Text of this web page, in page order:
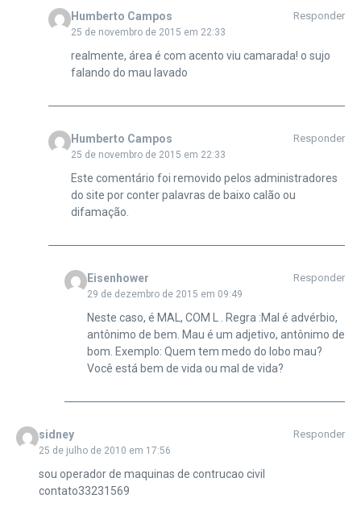
Humberto Campos
25 de novembro de 2015 em 22:33
Responder
realmente, área é com acento viu camarada! o sujo
falando do mau lavado
Humberto Campos
25 de novembro de 2015 em 22:33
Responder
Este comentário foi removido pelos administradores
do site por conter palavras de baixo calão ou
difamação.
Eisenhower
29 de dezembro de 2015 em 09:49
Responder
Neste caso, é MAL, COM L . Regra :Mal é advérbio,
antônimo de bem. Mau é um adjetivo, antônimo de
bom. Exemplo: Quem tem medo do lobo mau?
Você está bem de vida ou mal de vida?
sidney
25 de julho de 2010 em 17:56
Responder
sou operador de maquinas de contrucao civil
contato33231569